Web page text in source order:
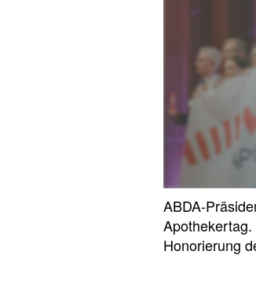
ABDA-
Honorierung